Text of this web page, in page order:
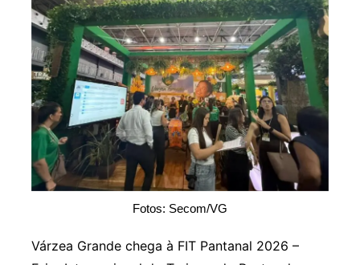
Fotos: Secom/VG
Várzea Grande chega à FIT Pantanal 2026 –